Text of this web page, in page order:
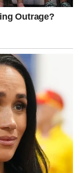
pred vama
perioda u
dolazi nešto
pravi put.
i ljude koji se